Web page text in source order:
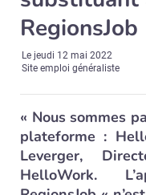
RegionsJob
Lejeudi 12 mai 2022
Site emploi généraliste
« Nous sommes
plateforme :
Leverger,
HelloWork.